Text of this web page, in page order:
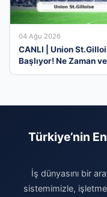
04 Ağu 2026
CANLI | Union
Başlıyor! Ne Zaman
Türkiye’nin
İş dünyasını bir
sistemimizle,